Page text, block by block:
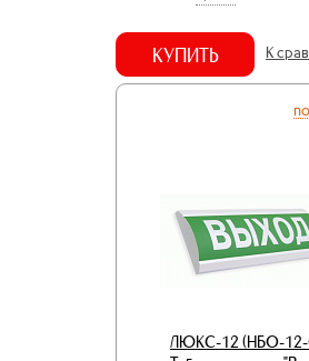
КУПИТЬ К
ЛЮКС-12 (НБО-12-